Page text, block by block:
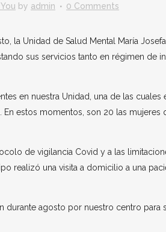
by admin 0 Comments
la Unidad de Salud Mental María
sus servicios tanto en régimen de
en nuestra Unidad, una de las cuales
En estos momentos, son 20 las mujeres
de vigilancia Covid y a las
realizó una visita a domicilio a una
durante agosto por nuestro centro para